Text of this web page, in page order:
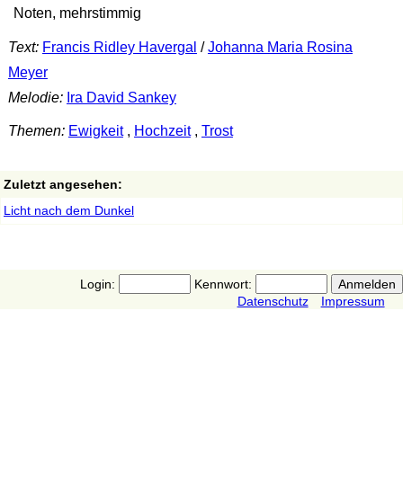
Noten, mehrstimmig
Text: Francis Ridley Havergal /Johanna Maria Rosina
Meyer
Melodie: Ira David Sankey
Themen: Ewigkeit, Hochzeit, Trost
Zuletzt angesehen:
Licht nach dem Dunkel
Login:
Kennwort:
Datenschutz
Impressum